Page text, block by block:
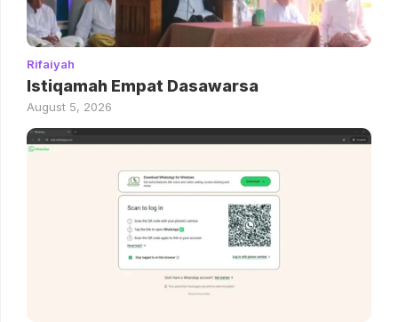
Rifaiyah
Istiqamah Empat Dasawarsa
August 5, 2026